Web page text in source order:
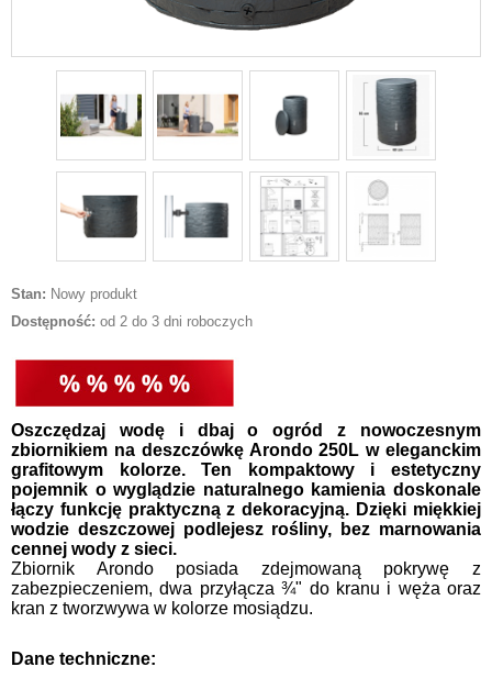
Stan: Nowy produkt
Dostępność: od 2 do 3 dni roboczych
Oszczędzaj wodę i dbaj o ogród z nowoczesnym
zbiornikiem na deszczówkę Arondo 250L w eleganckim
grafitowym kolorze. Ten kompaktowy i estetyczny
pojemnik o wyglądzie naturalnego kamienia doskonale
łączy funkcję praktyczną z dekoracyjną. Dzięki miękkiej
wodzie deszczowej podlejesz rośliny, bez marnowania
cennej wody z sieci.
Zbiornik Arondo posiada zdejmowaną pokrywę z
zabezpieczeniem, dwa przyłącza ¾" do kranu i węża oraz
kran z tworzwywa w kolorze mosiądzu.
Dane techniczne: